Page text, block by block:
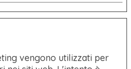
vengono utilizzati per